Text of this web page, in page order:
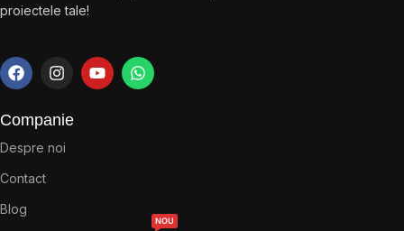
proiectele tale!
Companie
Despre noi
Contact
Blog
NOU